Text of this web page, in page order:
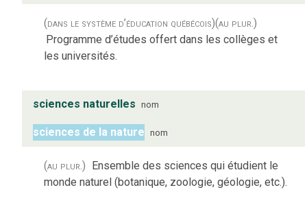
(dans le système d’éducation québécois)(au plur.)
Programme d’études offert dans les collèges et
les universités.
sciences naturelles nom
sciences de la nature nom
(au plur.) Ensemble des sciences qui étudient le
monde naturel (botanique, zoologie, géologie, etc.).